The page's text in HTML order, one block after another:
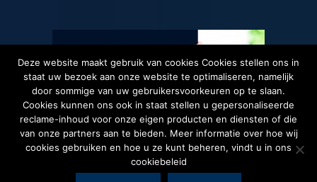
Deze website maakt gebruik van cookies Cookies stellen ons in
staat uw bezoek aan onze website te optimaliseren, namelijk
door sommige van uw gebruikersvoorkeuren op te slaan.
Cookies kunnen ons ook in staat stellen u gepersonaliseerde
reclame-inhoud voor onze eigen producten en diensten of die
van onze partners aan te bieden. Meer informatie over hoe wij
cookies gebruiken en hoe u ze kunt beheren, vindt u in ons
cookiebeleid